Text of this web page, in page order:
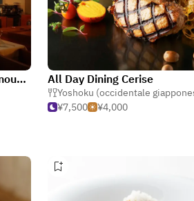
Ristorante Hiro Centro Marunouchi Building All Day Dining Cerise
Yoshoku (occidentale
¥7,500
¥4,000